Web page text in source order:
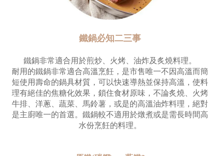
鐵鍋必知二三事
鐵鍋非常適合用於煎炒、火烤、油炸及炙燒料理。
耐用的鐵鍋非常適合高溫烹飪，是市售唯一不因高溫而簡
短使用壽命的鍋具材質，可以快速導熱並保持高溫，使料
理有絕佳的焦糖化效果，鎖住食材原味，不論炙燒、火烤
牛排、洋蔥、蔬菜、馬鈴薯，或是的高溫油炸料理，絕對
是主廚唯一的首選。鐵鍋較不適用於燉煮或是需長時間高
水份烹飪的料理。